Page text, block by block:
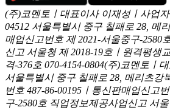
(주)코멘토ㅣ대표이사 이재성ㅣ사업자
04512 서울특별시 중구 칠패로 28, 메
매업신고번호 제 2021-서울중구-2580
신고 서울청 제 2018-19호ㅣ원격평생
격-376호 070-4154-0804(주)코멘토ㅣ
서울특별시 중구 칠패로 28, 메리츠강
번호 487-86-00195ㅣ통신판매업신고
구-2580호 직업정보제공사업신고 서울